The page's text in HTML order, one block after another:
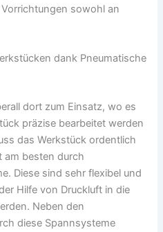
sowohl an
dank Pneumatische
dort zum Einsatz, wo es
präzise bearbeitet werden
das Werkstück ordentlich
am besten durch
Diese sind sehr flexibel und
Hilfe von Druckluft in die
Neben den
diese Spannsysteme